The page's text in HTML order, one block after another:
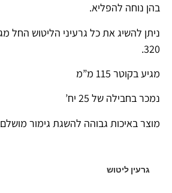
בהן נוחה להפליא.
320.
מגיע בקוטר 115 מ”מ
נמכר בחבילה של 25 יח’
מוצר באיכות גבוהה להשגת גימור מושלם
גרעין ליטוש